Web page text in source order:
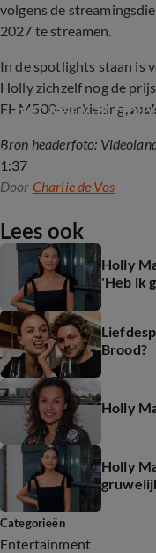
volgens de
2027 te streamen.
In de spotlights staan is
Holly zichzelf nog de
FHM500-verkiezing,
1:37
Het jaar van
Bron headerfoto:
Door Charlie de Vos
Lees ook
Holly
'Heb ik
Brood?
Holly
Holly
Categorieën
Entertainment